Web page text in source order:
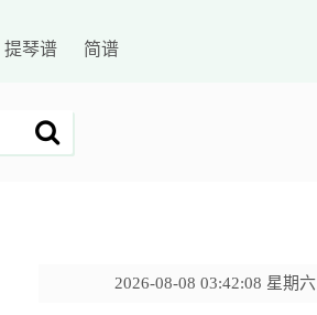
提琴谱 简谱
2026-08-08 03:42:09 星期六